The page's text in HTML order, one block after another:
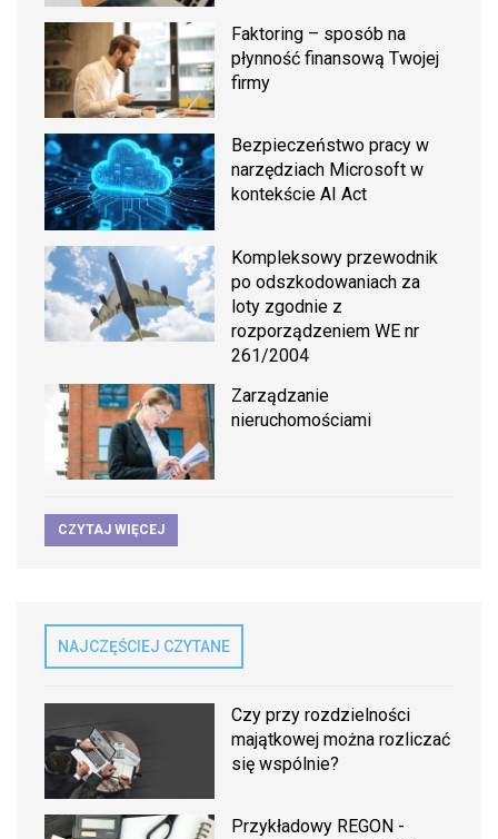
Faktoring – sposób na
płynność finansową Twojej
firmy
Bezpieczeństwo pracy w
narzędziach Microsoft w
kontekście AI Act
Kompleksowy przewodnik
po odszkodowaniach za
loty zgodnie z
rozporządzeniem WE nr
261/2004
Zarządzanie
nieruchomościami
CZYTAJ WIĘCEJ
NAJCZĘŚCIEJ CZYTANE
Czy przy rozdzielności
majątkowej można rozliczać
się wspólnie?
Przykładowy REGON -